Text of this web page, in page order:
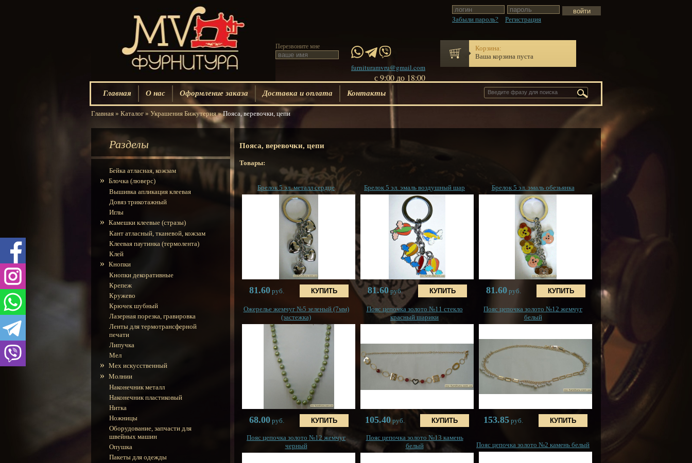
Забыли пароль? Регистрация
Перезвоните мне
furnituramvru@gmail.com
с 9:00 до 18:00
Корзина:
Ваша корзина пуста
Главная О нас Оформление заказа Доставка и оплата Контакты
Главная » Каталог » Украшения Бижутерия »Пояса, веревочки, цепи
Разделы Пояса, веревочки, цепи
Товары:
Брелок 5 эл. металл сердце
81.60 руб.
Брелок 5 эл. эмаль воздушный шар
81.60 руб.
Брелок 5 эл. эмаль обезьянка
81.60 руб.
Ожерелье жемчуг №5 зеленый (7мм)
(застежка)
68.00 руб.
Пояс цепочка золото №11 стекло
красный шарики
105.40 руб.
Пояс цепочка золото №12 жемчуг
белый
153.85 руб.
Пояс цепочка золото №12 жемчуг
черный
Пояс цепочка золото №13 камень
белый
Пояс цепочка золото №2 камень белый
Бейка атласная, кожзам
» Блочка (люверс)
Вышивка апликация клеевая
Довяз трикотажный
Иглы
» Камешки клеевые (стразы)
Кант атласный, тканевой, кожзам
Клеевая паутинка (термолента)
Клей
» Кнопки
Кнопки декоративные
Крепеж
Кружево
Крючек шубный
Лазерная порезка, гравировка
Ленты для термотрансферной
печати
Липучка
Мел
» Мех искусcтвенный
» Молнии
Наконечник металл
Наконечник пластиковый
Нитка
Ножницы
Оборудование, запчасти для
швейных машин
Опушка
Пакеты для одежды